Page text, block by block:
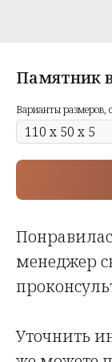
Памятник
Варианты размеров,
менеджер
Уточнить